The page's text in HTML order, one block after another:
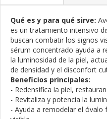
Qué es y para qué sirve:
es un tratamiento intensivo
buscan combatir los signos
sérum concentrado ayuda a
la luminosidad de la piel,
de densidad y el disconfort
Beneficios principales:
- Redensifica la piel,
- Revitaliza y potencia la
- Ayuda a remodelar el